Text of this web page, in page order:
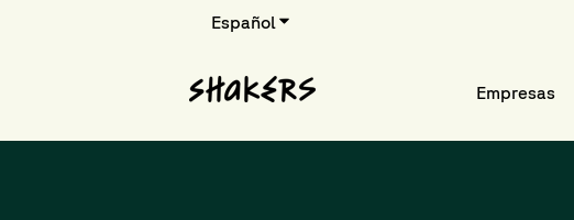
EspañolTraducciones de Mostrar submenú de
Empresas